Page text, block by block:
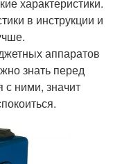
в инструкции и
аппаратов
знать перед
с ними, значит